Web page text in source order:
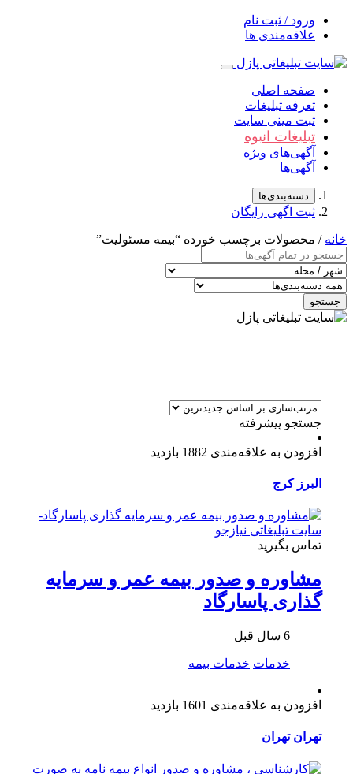
ورود / ثبت نام
علاقه‌مندی ها
صفحه اصلی
تعرفه تبلیغات
ثبت مینی سایت
تبلیغات انبوه
آگهی‌های ویژه
آگهی‌ها
دسته‌بندی‌ها
ثبت اگهی رایگان
خانه / محصولات برچسب خورده “بیمه مسئولیت”
جستجو
جستجو پیشرفته
افزودن به علاقه‌مندی 1882 بازدید
البرز کرج
تماس بگیرید
مشاوره و صدور بیمه عمر و سرمایه
گذاری پاسارگاد
6 سال قبل
خدمات خدمات بیمه
افزودن به علاقه‌مندی 1601 بازدید
تهران تهران